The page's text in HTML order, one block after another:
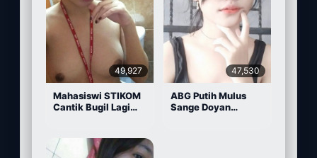
49,927
Mahasiswi STIKOM
Cantik Bugil Lagi
47,530
ABG Putih Mulus
Sange Doyan